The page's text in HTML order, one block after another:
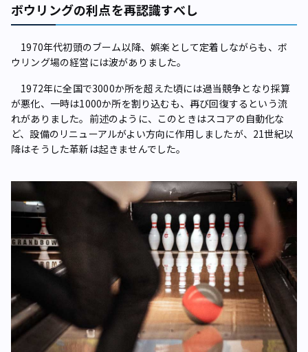
ボウリングの利点を再認識すべし
1970年代初頭のブーム以降、娯楽として定着しながらも、ボ
ウリング場の経営には波がありました。
1972年に全国で3000か所を超えた頃には過当競争となり採算
が悪化、一時は1000か所を割り込むも、再び回復するという流
れがありました。前述のように、このときはスコアの自動化な
ど、設備のリニューアルがよい方向に作用しましたが、21世紀以
降はそうした革新は起きませんでした。